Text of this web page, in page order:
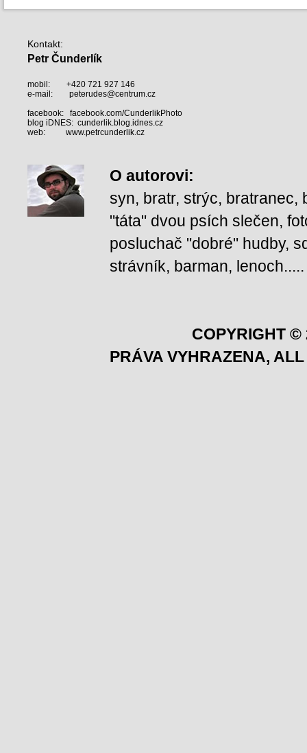
Kontakt:
Petr Čunderlík
mobil: +420 721 927 146
e-mail:
peterudes@centrum.cz
facebook:
facebook.com/CunderlikPhoto
blog iDNES: cunderlik.blog.idnes.cz
web:
www.petrcunderlik.cz
O autorovi:
syn, bratr, strýc, bratranec,
"táta" dvou psích slečen,
posluchač "dobré" hudby,
strávník, barman, lenoch.....
COPYRIGHT
PRÁVA VYHRAZENA,